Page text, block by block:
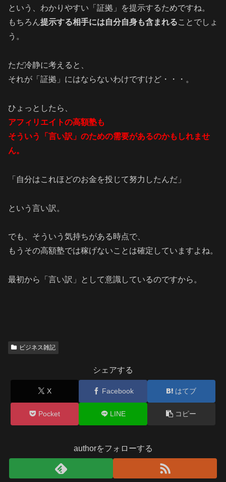
という、わかりやすい「証拠」を提示するためですね。
もちろん提示する相手には自分自身も含まれることでしょ
う。
ただ冷静に考えると、
それが「証拠」にはならないわけですけど・・・。
ひょっとしたら、
アフィリエイトの高額塾も
そういう「言い訳」のための需要があるのかもしれませ
ん。
「自分はこれほどのお金を投じて努力したんだ」
という言い訳。
でも、そういう気持ちがある時点で、
もうその高額塾では稼げないことは確定していますよね。
最初から「言い訳」として意識しているのですから。
ビジネス雑記
シェアする
X Facebook はてブ
Pocket LINE コピー
authorをフォローする